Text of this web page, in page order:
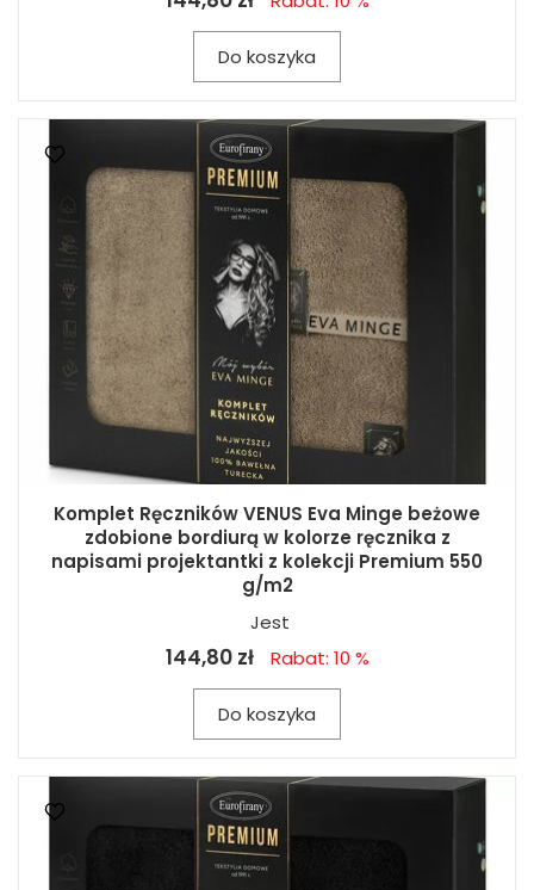
Do koszyka
Komplet Ręczników VENUS Eva Minge beżowe
zdobione bordiurą w kolorze ręcznika z
napisami projektantki z kolekcji Premium 550
g/m2
Jest
144,80 zł Rabat: 10 %
Do koszyka